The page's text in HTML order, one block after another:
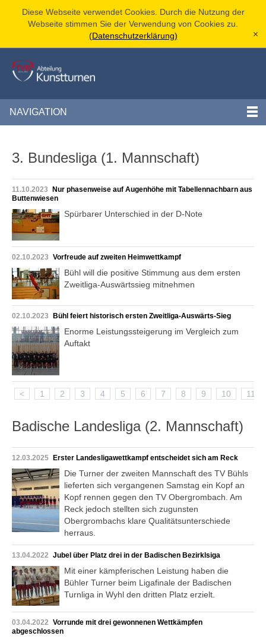
Diese Webseite verwendet Cookies. Durch die Nutzung der
Webseite stimmen Sie der Verwendung von Cookies zu.
(Datenschutzerklärung)
[x]
NAVIGATION
3. Bundesliga (1. Mannschaft)
11.10.2023
Nur phasenweise auf Augenhöhe mit Tabellennachbarn aus
Buttenwiesen
Spürbarer Unterschied in der D-Note
02.10.2023 Vorfreude auf zweiten Heimwettkampf
Bühl will die positive Stimmung aus dem ersten
Zweitliga-Auswärtssieg mitnehmen
02.10.2023 Bühl feiert historisch ersten Zweitliga-Auswärts-Sieg
Enorme Leistungssteigerung im Vergleich zum
Auftakt
< 1 2 3 4 5 6 7 8 9 10 11
Badische Landesliga (2. Mannschaft)
12.03.2025 Erster Landesligawettkampf entscheidet sich am Reck
Die Turner der zweiten Mannschaft des TV Bühls
lieferten sich vergangenen Samstag ein Kopf an
Kopf rennen gegen den TV Obergrombach. Am
Reck jedoch stellten sich zugunsten
Obergrombachs klare Qualitätsunterschiede
herraus.
13.04.2022 Jubel über Platz drei in der Badischen Bezirklsiga
Mit einer kämpferischen Leistung haben die
Bühler Turner beim Ligafinale der Badischen
Turnliga in Wyhl den dritten Platz erzielt.
03.04.2022 Vorrunde mit drei gewonnenen Wettkämpfen
abgeschlossen